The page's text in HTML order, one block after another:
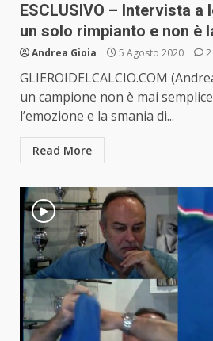
ESCLUSIVO – Intervista a
un solo rimpianto e non è
Andrea Gioia 5 Agosto 2020 2
GLIEROIDELCALCIO.COM
un campione non è mai
l’emozione e la smania di...
Read More